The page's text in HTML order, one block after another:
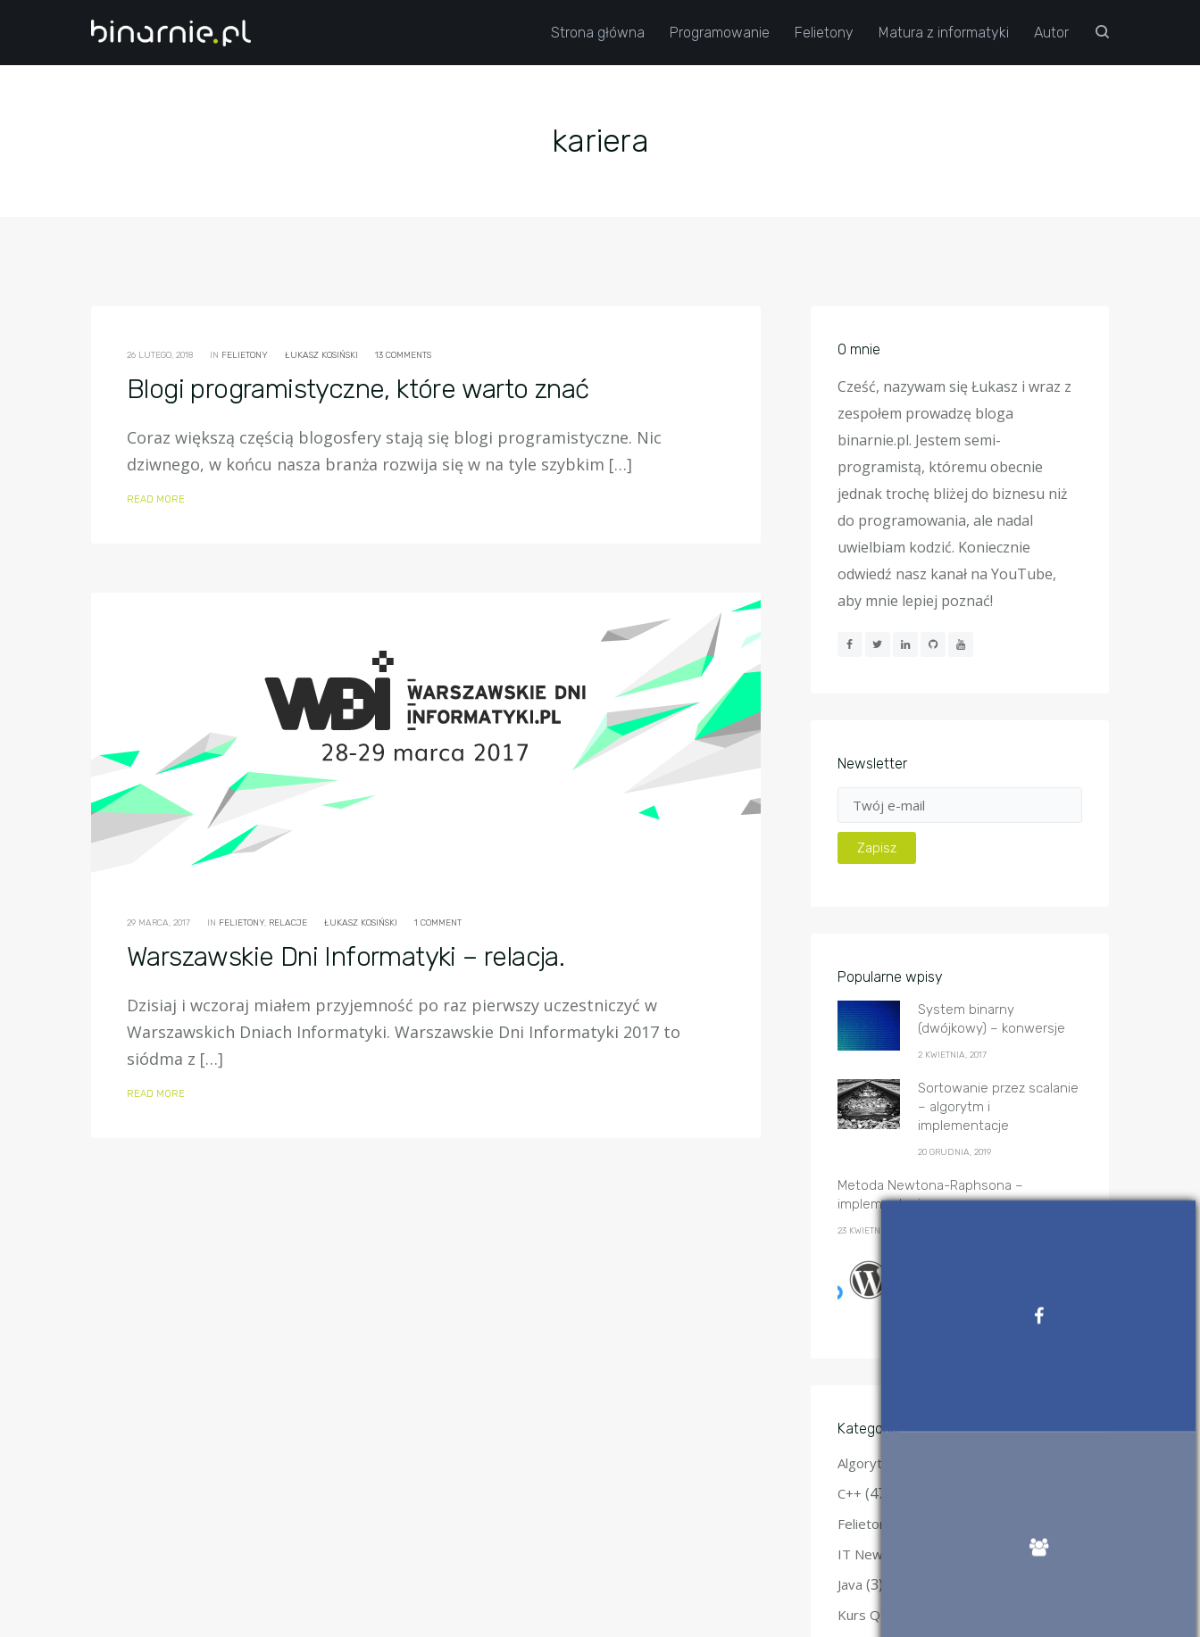
Strona główna Programowanie Felietony Matura z informatyki Autor
kariera
26 LUTEGO, 2018 IN FELIETONY ŁUKASZ KOSIŃSKI 13 COMMENTS
Blogi programistyczne, które warto znać
Coraz większą częścią blogosfery stają się blogi programistyczne. Nic
dziwnego, w końcu nasza branża rozwija się w na tyle szybkim […]
READ MORE
29 MARCA, 2017 IN FELIETONY, RELACJE ŁUKASZ KOSIŃSKI 1 COMMENT
Warszawskie Dni Informatyki – relacja.
Dzisiaj i wczoraj miałem przyjemność po raz pierwszy uczestniczyć w
Warszawskich Dniach Informatyki. Warszawskie Dni Informatyki 2017 to
siódma z […]
READ MORE
O mnie
Cześć, nazywam się Łukasz i wraz z
zespołem prowadzę bloga
binarnie.pl. Jestem semi-
programistą, któremu obecnie
jednak trochę bliżej do biznesu niż
do programowania, ale nadal
uwielbiam kodzić. Koniecznie
odwiedź nasz kanał na YouTube,
aby mnie lepiej poznać!
Newsletter
Popularne wpisy
System binarny
(dwójkowy) – konwersje
2 KWIETNIA, 2017
Sortowanie przez scalanie
– algorytm i
implementacje
20 GRUDNIA, 2019
Metoda Newtona-Raphsona –
implementacje
23 KWIETNIA, 2017
Kategorie
Algorytmy
C++ (47)
Felietony
IT News Flash
Java (3)
Kurs Qt